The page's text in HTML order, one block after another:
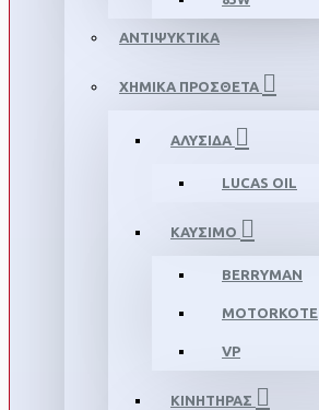
ΑΝΤΙΨΥΚΤΙΚΑ
ΧΗΜΙΚΑ ΠΡΟΣΘΕΤΑ
ΑΛΥΣΙΔΑ
LUCAS OIL
ΚΑΥΣΙΜΟ
BERRYMAN
MOTORKOTE
VP
ΚΙΝΗΤΗΡΑΣ